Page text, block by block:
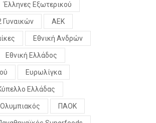
Έλληνες Εξωτερικού
Γυναικών ΑΕΚ
Εθνική Ανδρών
Εθνική Ελλάδος
Ευρωλίγκα
Ελλάδας
Ολυμπιακός ΠΑΟΚ